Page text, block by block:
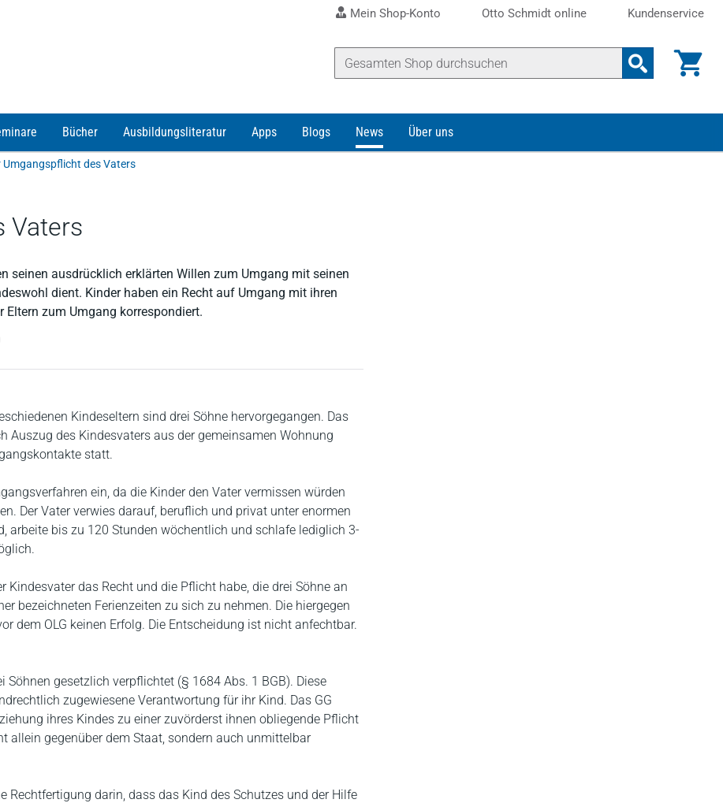
Mein Shop-Konto Otto Schmidt online Kundenservice
Bücher Ausbildungsliteratur Apps Blogs News Über uns
Umgangspflicht des Vaters
Vaters
seinen ausdrücklich erklärten Willen zum Umgang mit seinen
dient. Kinder haben ein Recht auf Umgang mit ihren
Eltern zum Umgang korrespondiert.
Kindeseltern sind drei Söhne hervorgegangen. Das
Auszug des Kindesvaters aus der gemeinsamen Wohnung
statt.
ein, da die Kinder den Vater vermissen würden
Der Vater verwies darauf, beruflich und privat unter enormen
arbeite bis zu 120 Stunden wöchentlich und schlafe lediglich 3-
Kindesvater das Recht und die Pflicht habe, die drei Söhne an
bezeichneten Ferienzeiten zu sich zu nehmen. Die hiergegen
dem OLG keinen Erfolg. Die Entscheidung ist nicht anfechtbar.
gesetzlich verpflichtet (§ 1684 Abs. 1 BGB). Diese
zugewiesene Verantwortung für ihr Kind. Das GG
ihres Kindes zu einer zuvörderst ihnen obliegende Pflicht
allein gegenüber dem Staat, sondern auch unmittelbar
Rechtfertigung darin, dass das Kind des Schutzes und der Hilfe